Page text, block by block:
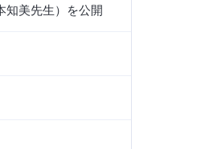
知美先生）を公開